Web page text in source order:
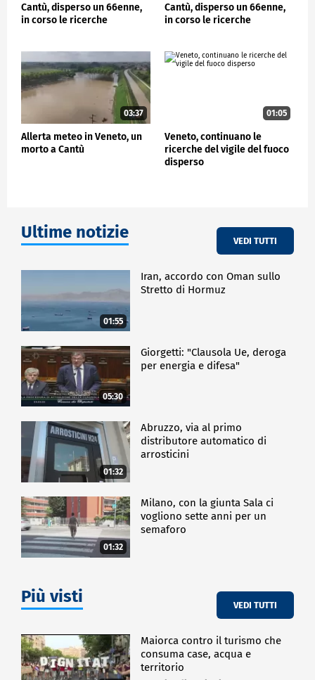
Cantù, disperso un 66enne,
in corso le ricerche
Cantù, disperso un 66enne,
in corso le ricerche
03:37
Allerta meteo in Veneto, un
morto a Cantù
01:05
Veneto, continuano le
ricerche del vigile del fuoco
disperso
Ultime notizie VEDI TUTTI
01:55
Iran, accordo con Oman sullo
Stretto di Hormuz
05:30
Giorgetti: "Clausola Ue, deroga
per energia e difesa"
01:32
Abruzzo, via al primo
distributore automatico di
arrosticini
01:32
Milano, con la giunta Sala ci
vogliono sette anni per un
semaforo
Più visti VEDI TUTTI
Maiorca contro il turismo che
consuma case, acqua e
territorio